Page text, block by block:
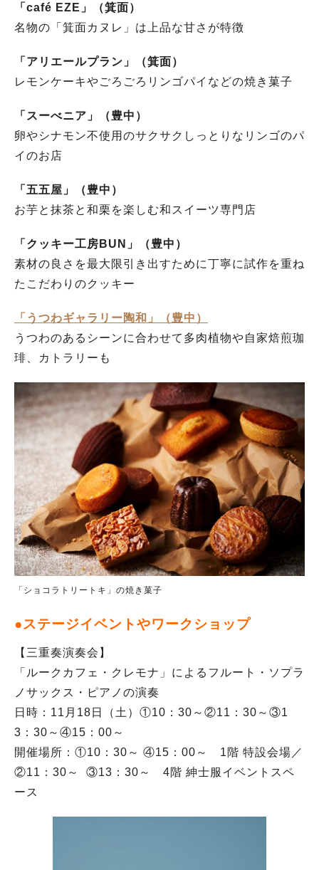
「café EZE」（箕面）
名物の「箕面カヌレ」は上品な甘さが特徴
「アリエールプラン」（箕面）
レモンケーキやごろごろリンゴパイなどの焼き菓子
「スーべニア」（豊中）
卵やシナモン不使用のサクサクしっとりなリンゴのパ
イのお店
「五五屋」（豊中）
お芋と抹茶と和栗を楽しむ和スイーツ専門店
「クッキー工房BUN」（豊中）
素材の良さを最大限引き出すために丁寧に試作を重ね
たこだわりのクッキー
「うつわギャラリー陶和」（豊中）
うつわのあるシーンに合わせて多肉植物や自家焙煎珈
琲、カトラリーも
「ショコラトリートキ」の焼き菓子
●ステージイベントやワークショップ
【三重奏演奏会】
「ルークカフェ・クレモナ」によるフルート・ソプラ
ノサックス・ピアノの演奏
日時：11月18日（土）①10：30～②11：30～③1
3：30～④15：00～
開催場所：①10：30～ ④15：00～ 1階 特設会場／
②11：30～ ③13：30～ 4階 紳士服イベントスペ
ース